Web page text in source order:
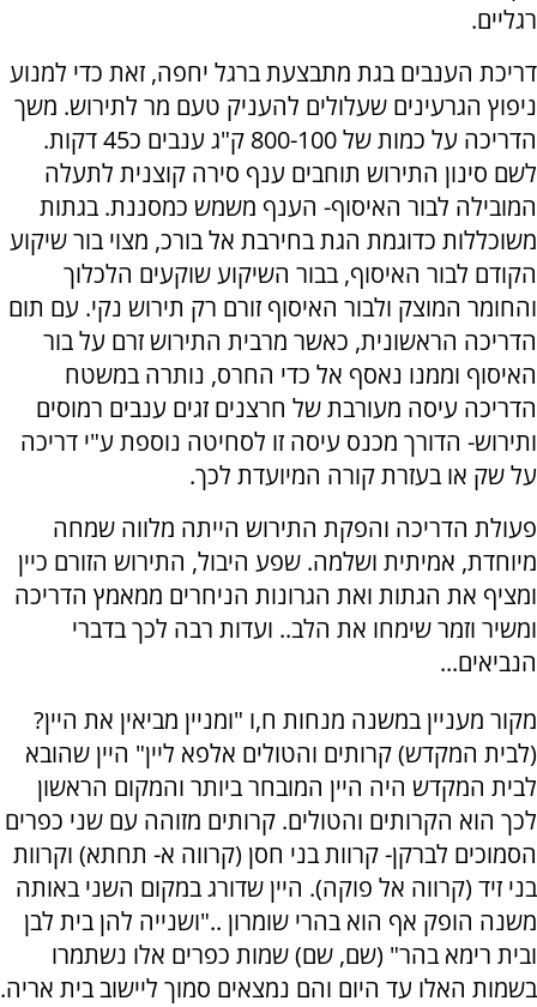
רגליים.
דריכת הענבים בגת מתבצעת ברגל יחפה, זאת כדי למנוע
ניפוץ הגרעינים שעלולים להעניק טעם מר לתירוש. משך
הדריכה על כמות של 800-100 ק"ג ענבים כ45 דקות.
לשם סינון התירוש תוחבים ענף סירה קוצנית לתעלה
המובילה לבור האיסוף- הענף משמש כמסננת. בגתות
משוכללות כדוגמת הגת בחירבת אל בורכ, מצוי בור שיקוע
הקודם לבור האיסוף, בבור השיקוע שוקעים הלכלוך
והחומר המוצק ולבור האיסוף זורם רק תירוש נקי. עם תום
הדריכה הראשונית, כאשר מרבית התירוש זרם על בור
האיסוף וממנו נאסף אל כדי החרס, נותרה במשטח
הדריכה עיסה מעורבת של חרצנים זגים ענבים רמוסים
ותירוש- הדורך מכנס עיסה זו לסחיטה נוספת ע"י דריכה
על שק או בעזרת קורה המיועדת לכך.
פעולת הדריכה והפקת התירוש הייתה מלווה שמחה
מיוחדת, אמיתית ושלמה. שפע היבול, התירוש הזורם כיין
ומציף את הגתות ואת הגרונות הניחרים ממאמץ הדריכה
ומשיר וזמר שימחו את הלב.. ועדות רבה לכך בדברי
הנביאים...
מקור מעניין במשנה מנחות ח,ו "ומניין מביאין את היין?
(לבית המקדש) קרותים והטולים אלפא ליין" היין שהובא
לבית המקדש היה היין המובחר ביותר והמקום הראשון
לכך הוא הקרותים והטולים. קרותים מזוהה עם שני כפרים
הסמוכים לברקן- קרוות בני חסן (קרווה א- תחתא) וקרוות
בני זיד (קרווה אל פוקה). היין שדורג במקום השני באותה
משנה הופק אף הוא בהרי שומרון .."ושנייה להן בית לבן
ובית רימא בהר" (שם, שם) שמות כפרים אלו נשתמרו
בשמות האלו עד היום והם נמצאים סמוך ליישוב בית אריה.